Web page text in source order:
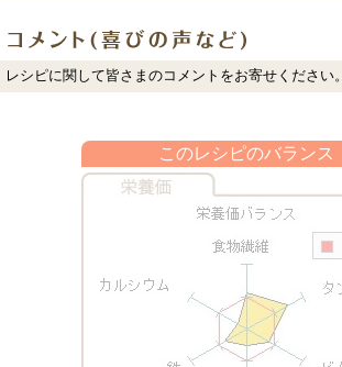
レシピに関して皆さまのコメントをお寄せください。
このレシピのバランス